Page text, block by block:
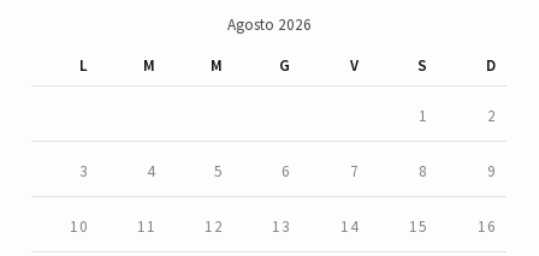
Agosto 2026
L
M M G V S D
1 2
3 4 5 6 7 8 9
10 11 12 13 14 15 16